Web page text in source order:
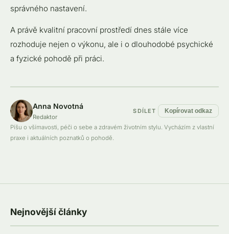
správného nastavení.
A právě kvalitní pracovní prostředí dnes stále více
rozhoduje nejen o výkonu, ale i o dlouhodobé psychické
a fyzické pohodě při práci.
Anna Novotná
Redaktor
SDÍLET Kopírovat odkaz
Píšu o všímavosti, péči o sebe a zdravém životním stylu. Vycházím z vlastní
praxe i aktuálních poznatků o pohodě.
Nejnovější články